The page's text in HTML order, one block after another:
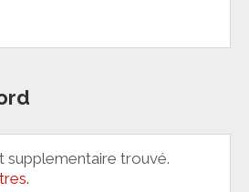
supplementaire trouvé.